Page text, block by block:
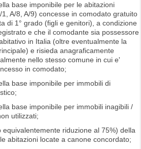
base imponibile per le abitazioni
A/8, A/9) concesse in comodato gratuito
di 1° grado (figli e genitori), a condizione
e che il comodante sia possessore
in Italia (oltre eventualmente la
e risieda anagraficamente
nello stesso comune in cui e'
in comodato;
base imponibile per immobili di
base imponibile per immobili inagibili /
utilizzati;
equivalentemente riduzione al 75%) della
abitazioni locate a canone concordato;